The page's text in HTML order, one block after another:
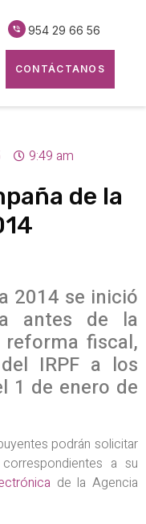
954 29 66 56
CONTÁCTANOS
9:49 am
de la
2014 se inició
antes de la
fiscal,
IRPF a los
1 de enero de
podrán solicitar
a su
de la Agencia